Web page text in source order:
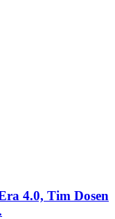
4.0, Tim Dosen